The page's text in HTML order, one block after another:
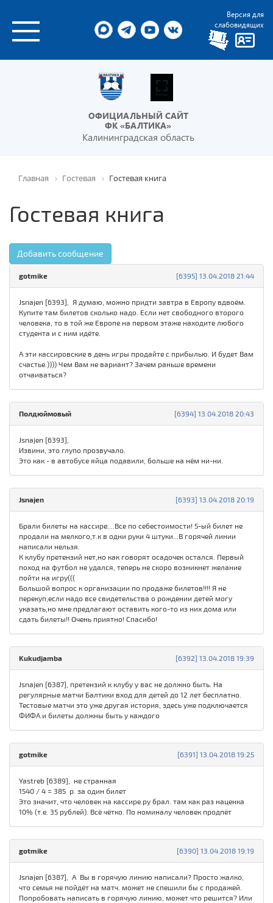
Версия для
слабовидящих
ОФИЦИАЛЬНЫЙ САЙТ
ФК «БАЛТИКА»
Калининградская область
Главная Гостевая Гостевая книга
Гостевая книга
Добавить сообщение
[6395] 13.04.2018 21:44
gotmike
Jsnajen [6393], Я думаю, можно придти завтра в Европу вдвоём.
Купите там билетов сколько надо. Если нет свободного второго
человека, то в той же Европе на первом этаже находите любого
студента и с ним идёте.
А эти кассировские в день игры продайте с прибылью. И будет Вам
счастье.)))) Чем Вам не вариант? Зачем раньше времени
отчаиваться?
[6394] 13.04.2018 20:43
Полдюймовый
Jsnajen [6393],
Извини, это глупо прозвучало.
Это как - в автобусе яйца подавили, больше на нём ни-ни.
[6393] 13.04.2018 20:19
Jsnajen
Брали билеты на кассире....Все по себестоимости! 5-ый билет не
продали на мелкого,т.к в одни руки 4 штуки...В горячей линии
написали нельзя.
К клубу претензий нет,но как говорят осадочек остался. Первый
поход на футбол не удался, теперь не скоро возникнет желание
пойти на игру(((
Большой вопрос к организации по продаже билетов!!!! Я не
перекуп,если надо все свидетельства о рождении детей могу
указать,но мне предлагают оставить кого-то из них дома или
сдать билеты!! Очень приятно! Спасибо!
[6392] 13.04.2018 19:39
Kukudjamba
Jsnajen [6387], претензий к клубу у вас не должно быть. На
регулярные матчи Балтики вход для детей до 12 лет бесплатно.
Тестовые матчи это уже другая история, здесь уже подключается
ФИФА и билеты должны быть у каждого
[6391] 13.04.2018 19:25
gotmike
Yastreb [6389], не странная
1540 / 4 = 385 р. за один билет
Это значит, что человек на кассире.ру брал. там как раз наценка
10% (т.е. 35 рублей). Всё чётко. По номиналу человек продпёт
[6390] 13.04.2018 19:19
gotmike
Jsnajen [6387], А Вы в горячую линию написали? Просто жалко,
что семья не пойдёт на матч. может не спешили бы с продажей.
Попробовать написать в горячую линию, может что решится? Или